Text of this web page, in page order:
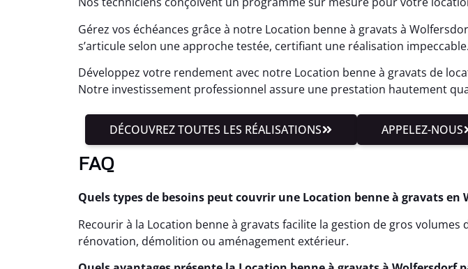
Gérez vos échéances grâce à notre Location benne à gravats à
s’articule selon une approche testée, certifiant une réalisation impeccable.
Développez votre rendement avec notre Location benne à gravats de
Notre investissement professionnel assure une prestation hautement
DÉCOUVREZ TOUTES LES RÉALISATIONS APPELEZ-NOUS
FAQ
Quels types de besoins peut couvrir une Location benne à gravats en
Recourir à la Location benne à gravats facilite la gestion de gros volumes
rénovation, démolition ou aménagement extérieur.